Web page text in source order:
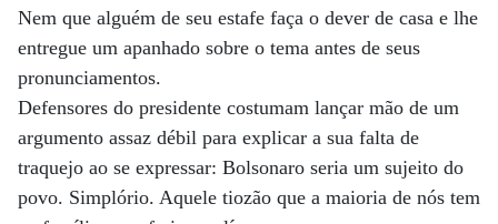
Nem que alguém de seu estafe faça o dever de casa e lhe
entregue um apanhado sobre o tema antes de seus
pronunciamentos.
Defensores do presidente costumam lançar mão de um
argumento assaz débil para explicar a sua falta de
traquejo ao se expressar: Bolsonaro seria um sujeito do
povo. Simplório. Aquele tiozão que a maioria de nós tem